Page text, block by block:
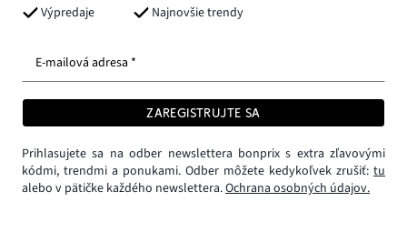
Výpredaje
Najnovšie trendy
E-mailová adresa *
ZAREGISTRUJTE SA
Prihlasujete sa na odber newslettera bonprix s extra zľavovými
kódmi, trendmi a ponukami. Odber môžete kedykoľvek zrušiť: tu
alebo v pätičke každého newslettera.Ochrana osobných údajov.